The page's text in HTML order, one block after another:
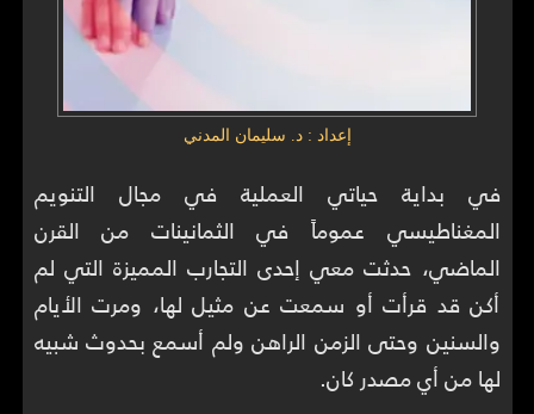
إعداد : د. سليمان المدني
في بداية حياتي العملية في مجال التنويم
المغناطيسي عموماً في الثمانينات من القرن
الماضي، حدثت معي إحدى التجارب المميزة التي لم
أكن قد قرأت أو سمعت عن مثيل لها، ومرت الأيام
والسنين وحتى الزمن الراهن ولم أسمع بحدوث شبيه
لها من أي مصدر كان.